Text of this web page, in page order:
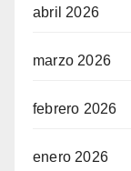
abril 2026
marzo 2026
febrero 2026
enero 2026